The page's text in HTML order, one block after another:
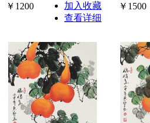
￥1200
加入收藏
查看详细
￥1500